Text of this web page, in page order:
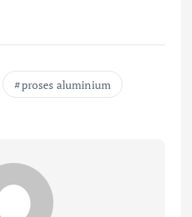
proses aluminium